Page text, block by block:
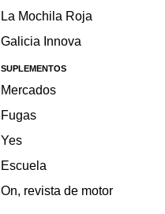
La Mochila Roja
Galicia Innova
SUPLEMENTOS
Mercados
Fugas
Yes
Escuela
On, revista de motor